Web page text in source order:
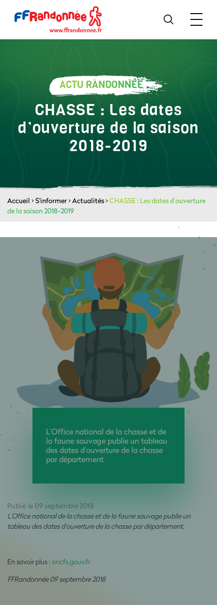
ACTU RANDONNÉE
CHASSE : Les dates
d’ouverture de la saison
2018-2019
Accueil >S'informer>Actualités>CHASSE : Les dates d’ouverture
de la saison 2018-2019
L’Office national de la chasse et de
la faune sauvage publie un tableau
des dates d’ouverture de la chasse
par département
Publié le 09 septembre 2018
L’Office national de la chasse et de la faune sauvage publie un
tableau des dates d’ouverture de la chasse par département.
En savoir plus : oncfs.gouv.fr
FFRandonnée 09 septembre 2018